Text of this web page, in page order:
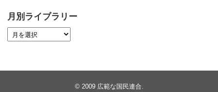
月別ライブラリー
© 2009 広範な国民連合.